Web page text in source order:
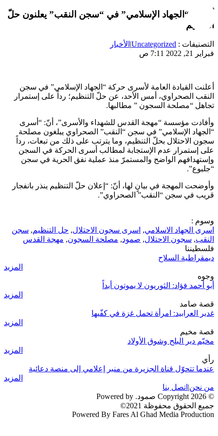
أسرى “الجهاد الإسلامي” في “سجن النقب” يعلنون حلّ
التنظيم
التصنيفات : Uncategorized
| الأخبار
فبراير 21, 2022 7:11 ص
أعلنت القيادة العامة لأسرى حركة “الجهاد الإسلامي” في سجن
النقب الصحراوي، أمس الأحد، عن حلّ التنظيم؛ رداً على إستمرار
تجاهل “مصلحة السجون ” مطالبها.
وأفادت مؤسسة “مهجة القدس للشهداء والأسرى”، أنّ: “أسرى
“الجهاد الإسلامي” في سجن “النقب” الصحراوي يبلغون مصلحة
سجون الاحتلال بحلّ التنظيم، وما يترتب على ذلك من تبعات، رداً
على إستمرار عدم الإستجابة لمطالب أسرى الحركة في السجن
وإستهدافهم الواضح والمستمرّ منذ عملية نفق الحرية في سجن
“جلبوع”.
وأوضحت المهجة في بيانٍ لها، أنّ: “إعلان حلّ التنظيم ينذر بانفجار
قريب في سجن “النقب” الصحراوي”.
وسوم :
اسرى الجهاد الاسلامي, اسرى سجون الاحتلال, حل التنظيم, سجن
النقب, سجون الاحتلال, صمود, مصلحة السجون, مهجة القدس
فلسطيننا
ديمقراطية السلاح
المزيد
وجوه
أبو أحمد فؤاد: الثوريون لا يموتون أبداً
المزيد
قصة صامد
غدير العرابيد: امرأة تحمل غزة في كفّيها
المزيد
قصة مخيم
مخيّم دير البلح وشوق الأولاد
المزيد
رأي
عندما تتحوّل قناة الجزيرة من منبر إعلامي إلى منصة دعائية
المزيد
من نحن| اتصل بنا
© 2026 Copyright صمود. Powered by
جميع الحقوق محفوظة 2021©
Powered By Fares Al Ghad Media Production